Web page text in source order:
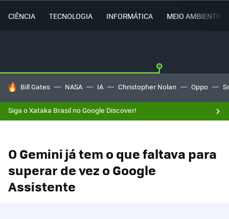
CIÊNCIA TECNOLOGIA INFORMÁTICA MEIO AMBIENTE
TENDÊNCIAS DO DIA
Bill Gates NASA IA Christopher Nolan Oppo
Siga o Xataka Brasil no Google Discover!
O Gemini já tem o que faltava para
superar de vez o Google
Assistente